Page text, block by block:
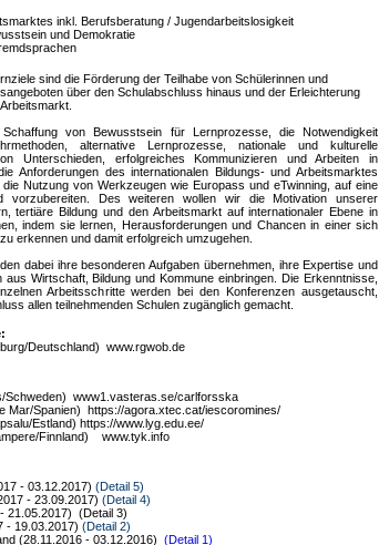
inkl. Berufsberatung / Jugendarbeitslosigkeit
und Demokratie
sind die Förderung der Teilhabe von Schülerinnen und
über den Schulabschluss hinaus und der Erleichterung
von Bewusstsein für Lernprozesse, die Notwendigkeit
alternative Lernprozesse, nationale und kulturelle
Unterschieden, erfolgreiches Kommunizieren und Arbeiten in
Anforderungen des internationalen Bildungs- und Arbeitsmarktes
Nutzung von Werkzeugen wie Europass und eTwinning, auf eine
vorzubereiten. Des weiteren wollen wir die Motivation unserer
tertiäre Bildung und den Arbeitsmarkt auf internationaler Ebene in
indem sie lernen, Herausforderungen und Chancen in einer sich
erkennen und damit erfolgreich umzugehen.
dabei ihre besonderen Aufgaben übernehmen, ihre Expertise und
Wirtschaft, Bildung und Kommune einbringen. Die Erkenntnisse,
Arbeitsschritte werden bei den Konferenzen ausgetauscht,
allen teilnehmenden Schulen zugänglich gemacht.
Deutschland) www.rgwob.de
www1.vasteras.se/carlforsska
Mar/Spanien) https://agora.xtec.cat/iescoromines/
Estland) https://www.lyg.edu.ee/
Finnland) www.tyk.info
- 03.12.2017) (Detail 5)
- 23.09.2017) (Detail 4)
21.05.2017) (Detail 3)
- 19.03.2017) (Detail 2)
(28.11.2016 - 03.12.2016) (Detail 1)